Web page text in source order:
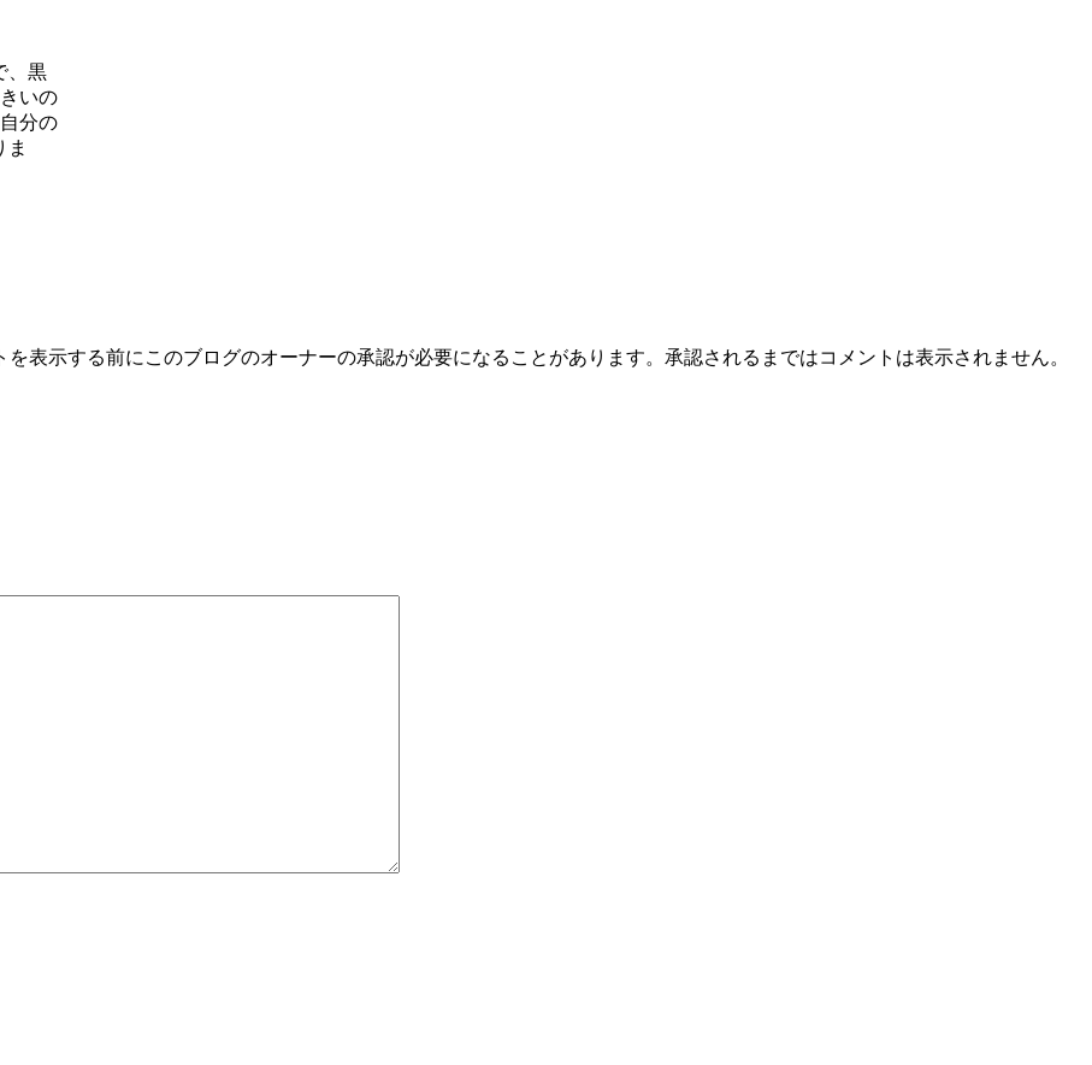
、黒
いの
分の
ま
表示する前にこのブログのオーナーの承認が必要になることがあります。承認されるまではコメントは表示されません。